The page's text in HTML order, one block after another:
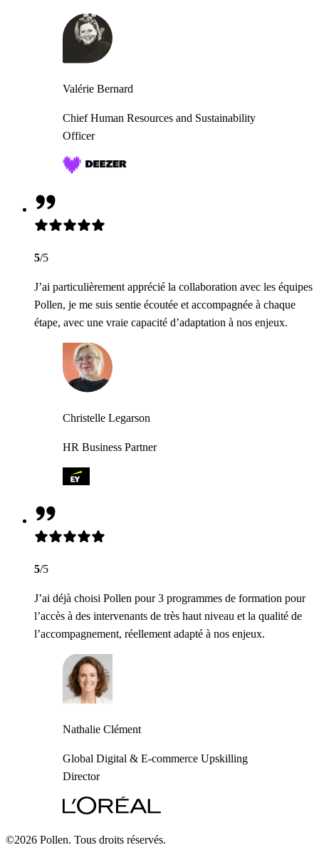
Valérie Bernard
Chief Human Resources and Sustainability
Officer
5/5
J’ai particulièrement apprécié la collaboration avec les équipes
Pollen, je me suis sentie écoutée et accompagnée à chaque
étape, avec une vraie capacité d’adaptation à nos enjeux.
Christelle Legarson
HR Business Partner
5/5
J’ai déjà choisi Pollen pour 3 programmes de formation pour
l’accès à des intervenants de très haut niveau et la qualité de
l’accompagnement, réellement adapté à nos enjeux.
Nathalie Clément
Global Digital & E-commerce Upskilling
Director
©2026 Pollen. Tous droits réservés.